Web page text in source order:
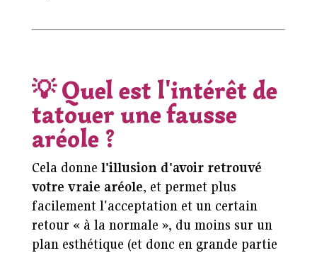
💡Quel est l'intérêt de
tatouer une fausse
aréole ?
Cela donne l'illusion d'avoir retrouvé
votre vraie aréole, et permet plus
facilement l'acceptation et un certain
retour « à la normale », du moins sur un
plan esthétique (et donc en grande partie